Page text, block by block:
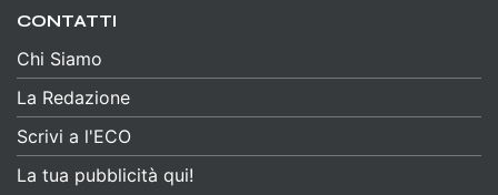
CONTATTI
Chi Siamo
La Redazione
Scrivi a l'ECO
La tua pubblicità qui!